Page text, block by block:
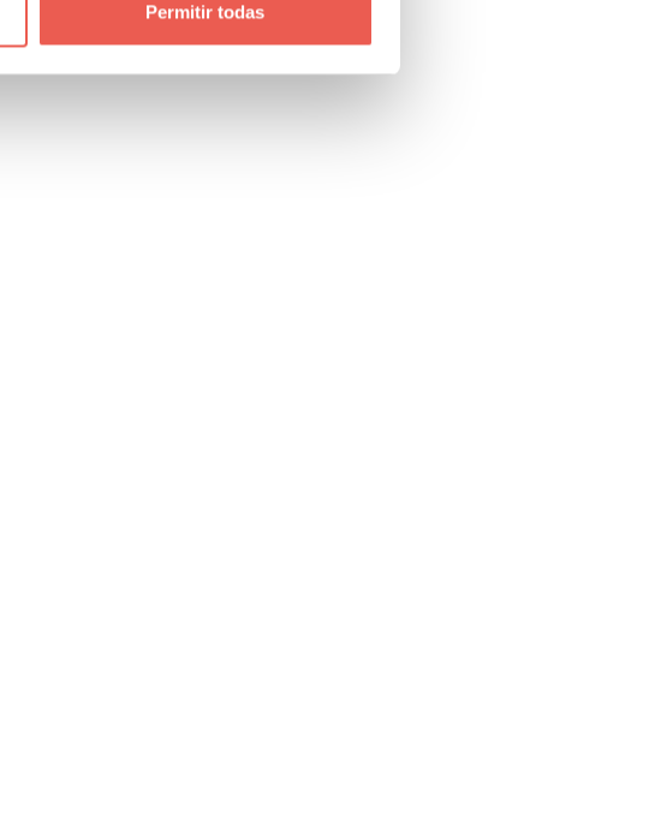
Permitir todas